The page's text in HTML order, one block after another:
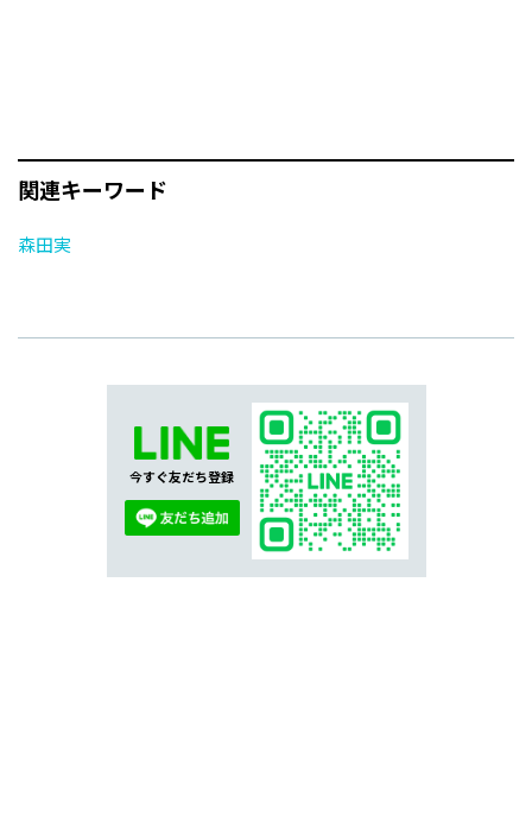
関連キーワード
森田実
今すぐ友だち登録